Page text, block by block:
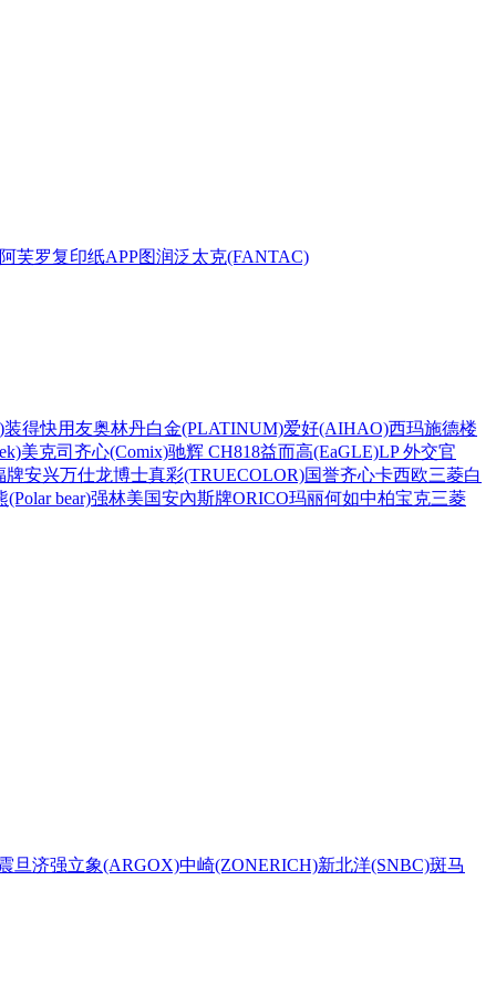
阿芙罗复印纸APP图润泛太克(FANTAC)
装得快用友奥林丹白金(PLATINUM)爱好(AIHAO)西玛施德楼
美克司 齐心(Comix)驰辉 CH818益而高(EaGLE)LP 外交官
牌安兴万仕龙博士真彩(TRUECOLOR)国誉齐心卡西欧三菱白
(Polar bear)强林美国安內斯牌ORICO玛丽何如中柏宝克三菱
旦济强立象(ARGOX)中崎(ZONERICH)新北洋(SNBC)斑马